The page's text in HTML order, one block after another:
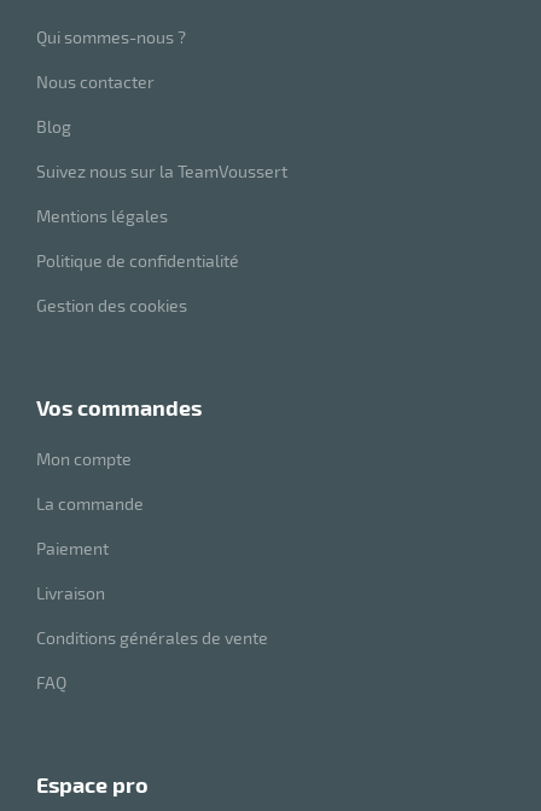
Qui sommes-nous ?
Nous contacter
Blog
Suivez nous sur la TeamVoussert
Mentions légales
Politique de confidentialité
Gestion des cookies
vos commandes
Mon compte
La commande
Paiement
Livraison
Conditions générales de vente
FAQ
espace pro